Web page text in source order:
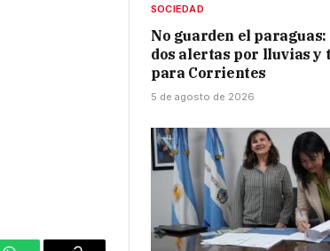
SOCIEDAD
No guarden el
dos alertas por lluvias y
para Corrientes
5 de agosto de 2026